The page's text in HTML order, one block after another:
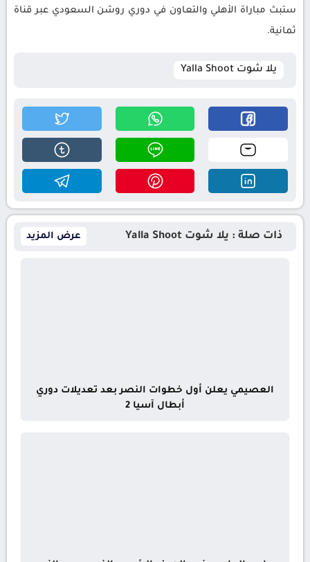
ستبث مباراة الأهلي والتعاون في دوري روشن السعودي عبر قناة
ثمانية.
يلا شوت Yalla Shoot
ذات صلة : يلا شوت Yalla Shoot عرض المزيد
العصيمي يعلن أول خطوات النصر بعد تعديلات دوري
أبطال آسيا 2